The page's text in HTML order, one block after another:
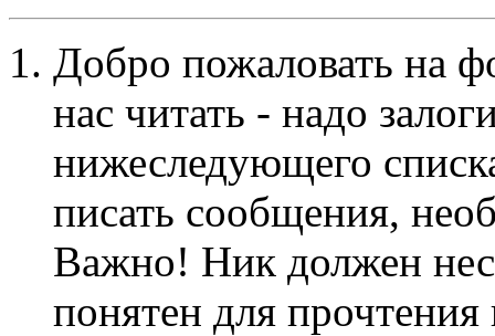
Добро пожаловать на
нас читать - надо
нижеследующего
писать сообщения,
Важно! Ник должен
понятен для